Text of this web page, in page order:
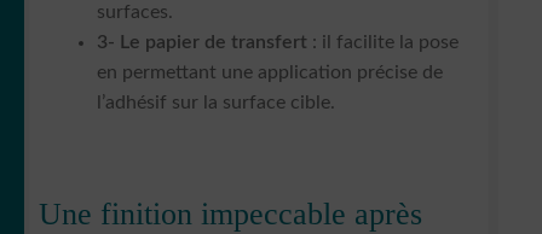
surfaces.
3- Le papier de transfert : il facilite la pose
en permettant une application précise de
l’adhésif sur la surface cible.
Une finition impeccable après